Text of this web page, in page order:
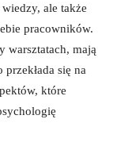
ale także
pracowników.
warsztatach, mają
się na
które